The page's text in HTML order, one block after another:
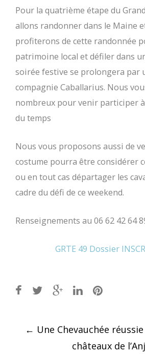
Pour la quatrième étape du
allons randonner dans le Maine
profiterons de cette randonnée
patrimoine local et défiler dans
soirée festive se prolongera par
compagnie Caballarius. Nous
nombreux pour venir participer
du temps
Nous vous proposons aussi de
costume pourra être considérer
ou en tout cas départager les
cadre du défi de ce weekend.
Renseignements au 06 62 42 64
GRTE 49 Dossier
Post
navigation
← Une Chevauchée
châteaux de